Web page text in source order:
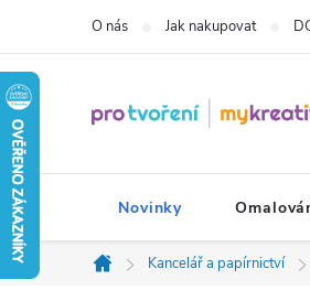
obsah
O nás Jak nakupovat
Novinky
Domů
Kancelář a papírnictví